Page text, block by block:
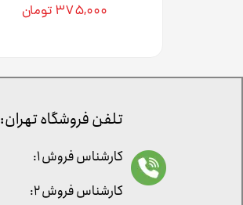
۳۷۵,۰۰۰ تومان
تلفن فروشگاه تهران:
کارشناس فروش ۱:
کارشناس فروش ۲: